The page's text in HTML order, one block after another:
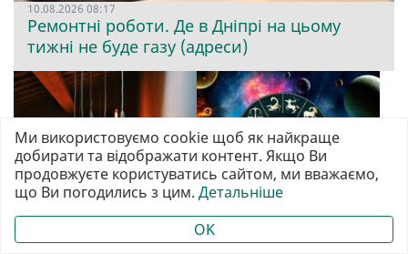
10.08.2026 08:17
Ремонтні роботи. Де в Дніпрі на цьому
тижні не буде газу (адреси)
10.08.2026 07:11
10, 11, 12, 13, 14, 15
09.08.2026 20:30
Початок великих змін:
Ми використовуємо cookie щоб як найкраще
добирати та відображати контент. Якщо Ви
продовжуєте користуватись сайтом, ми вважаємо,
що Ви погодились з цим. Детальніше
OK